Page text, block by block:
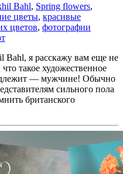
Bahl, Spring flowers,
цветы, красивые
цветов, фотографии
Bahl, я расскажу вам еще не
такое художественное
— мужчине! Обычно
сильного пола
британского